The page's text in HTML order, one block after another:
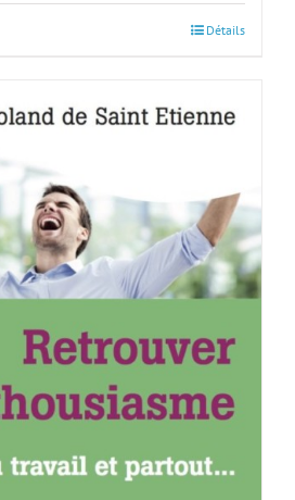
Détails